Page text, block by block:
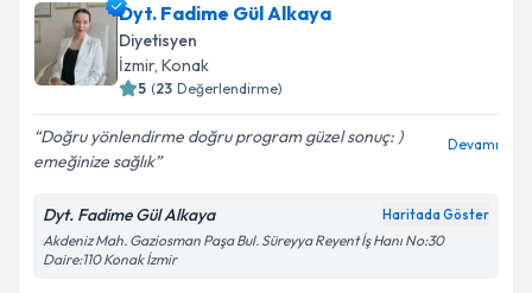
Dyt. Fadime Gül Alkaya
Diyetisyen
İzmir, Konak
5 (23 Değerlendirme)
Doğru yönlendirme doğru program güzel sonuç: )
emeğinize sağlık
Devamı
Dyt. Fadime Gül Alkaya Haritada Göster
Akdeniz Mah. Gaziosman Paşa Bul. Süreyya Reyent İş Hanı No:30
Daire:110 Konak İzmir